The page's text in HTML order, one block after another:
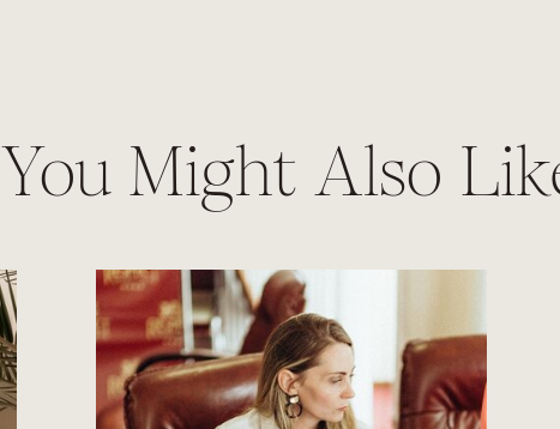
You Might Also